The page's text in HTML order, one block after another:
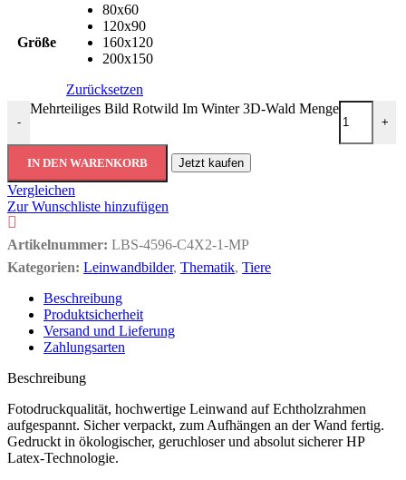
Größe
80x60
120x90
160x120
200x150
Zurücksetzen
-
Mehrteiliges Bild Rotwild Im Winter 3D-Wald Menge
+
IN DEN WARENKORB Jetzt kaufen
Vergleichen
Zur Wunschliste hinzufügen
Artikelnummer: LBS-4596-C4X2-1-MP
Kategorien: Leinwandbilder, Thematik, Tiere
Beschreibung
Produktsicherheit
Versand und Lieferung
Zahlungsarten
Beschreibung
Fotodruckqualität, hochwertige Leinwand auf Echtholzrahmen
aufgespannt. Sicher verpackt, zum Aufhängen an der Wand fertig.
Gedruckt in ökologischer, geruchloser und absolut sicherer HP
Latex-Technologie.